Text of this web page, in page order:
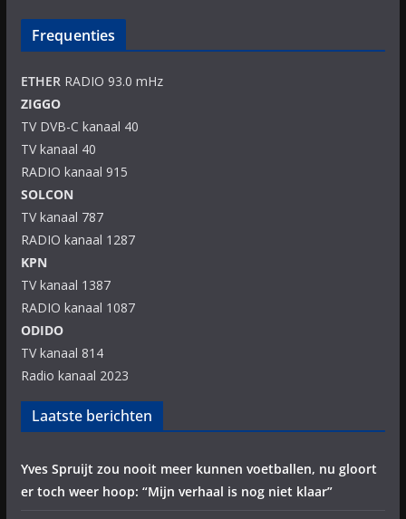
Frequenties
ETHERRADIO 93.0 mHz
ZIGGO
TV DVB-C kanaal 40
TV kanaal 40
RADIO kanaal 915
SOLCON
TV kanaal 787
RADIO kanaal 1287
KPN
TV kanaal 1387
RADIO kanaal 1087
ODIDO
TV kanaal 814
Radio kanaal 2023
Laatste berichten
Yves Spruijt zou nooit meer kunnen voetballen, nu gloort
er toch weer hoop: “Mijn verhaal is nog niet klaar”